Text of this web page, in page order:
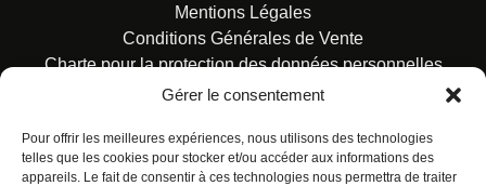
Gérer le consentement
Pour offrir les meilleures expériences, nous utilisons des technologies
telles que les cookies pour stocker et/ou accéder aux informations des
appareils. Le fait de consentir à ces technologies nous permettra de traiter
Mentions Légales
Conditions Générales de Vente
Charte pour la protection des données personnelles